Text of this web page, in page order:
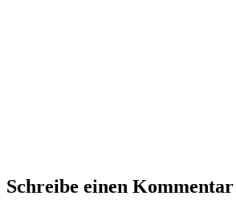
Schreibe einen Kommentar